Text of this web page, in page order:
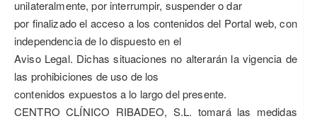
unilateralmente, por interrumpir, suspender o dar
por finalizado el acceso a los contenidos del Portal web, con
independencia de lo dispuesto en el
Aviso Legal. Dichas situaciones no alterarán la vigencia de
las prohibiciones de uso de los
contenidos expuestos a lo largo del presente.
CENTRO CLÍNICO RIBADEO, S.L. tomará las medidas